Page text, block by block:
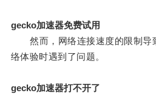
gecko加速器免费试用
然而，网络连接速度的限制导
络体验时遇到了问题。
gecko加速器打不开了